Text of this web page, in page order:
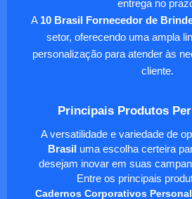
entrega no
A 10 Brasil Fornecedor de
setor, oferecendo uma ampla
personalização para atender às
cliente.
Principais Produtos
A versatilidade e variedade de
Brasil uma escolha certeira
desejam inovar em suas
Entre os principais
Cadernos Corporativos